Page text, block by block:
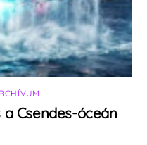
Csendes-óceán